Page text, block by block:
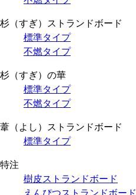
杉（すぎ）ストランドボード
標準タイプ
不燃タイプ
杉（すぎ）の華
標準タイプ
不燃タイプ
葦（よし）ストランドボード
標準タイプ
特注
樹皮ストランドボード